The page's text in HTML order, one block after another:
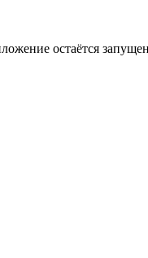
остаётся